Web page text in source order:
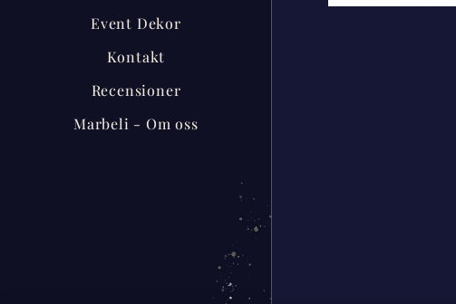
Event Dekor
Kontakt
Recensioner
Marbeli - Om oss